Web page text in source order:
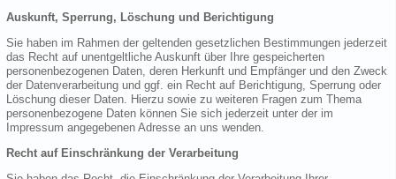
Auskunft, Sperrung, Löschung und Berichtigung
Sie haben im Rahmen der geltenden gesetzlichen Bestimmungen jederzeit
das Recht auf unentgeltliche Auskunft über Ihre gespeicherten
personenbezogenen Daten, deren Herkunft und Empfänger und den Zweck
der Datenverarbeitung und ggf. ein Recht auf Berichtigung, Sperrung oder
Löschung dieser Daten. Hierzu sowie zu weiteren Fragen zum Thema
personenbezogene Daten können Sie sich jederzeit unter der im
Impressum angegebenen Adresse an uns wenden.
Recht auf Einschränkung der Verarbeitung